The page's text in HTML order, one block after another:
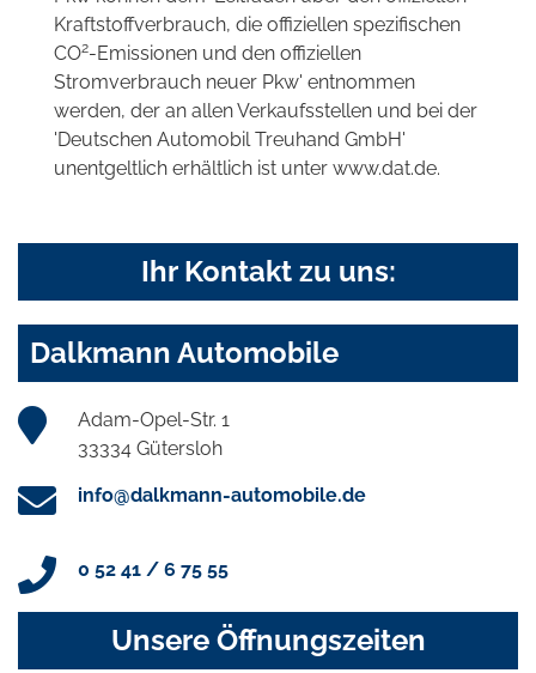
Kraftstoffverbrauch, die offiziellen spezifischen
CO2-Emissionen und den offiziellen
Stromverbrauch neuer Pkw' entnommen
werden, der an allen Verkaufsstellen und bei der
'Deutschen Automobil Treuhand GmbH'
unentgeltlich erhältlich ist unter www.dat.de.
Ihr Kontakt zu uns:
Dalkmann Automobile
Adam-Opel-Str. 1
33334 Gütersloh
info@dalkmann-automobile.de
0 52 41 / 6 75 55
Unsere Öffnungszeiten